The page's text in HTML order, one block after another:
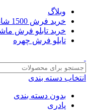
وبلاگ
خرید فرش 1500 شانه
خرید تابلو فرش
تابلو فرش چهره
انتخاب دسته بندی
بدون دسته بندی
پادری